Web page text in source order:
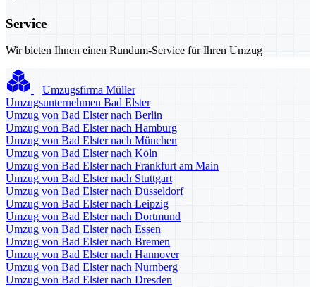
Service
Wir bieten Ihnen einen Rundum-Service für Ihren Umzug
Umzugsfirma Müller
Umzugsunternehmen Bad Elster
Umzug von Bad Elster nach Berlin
Umzug von Bad Elster nach Hamburg
Umzug von Bad Elster nach München
Umzug von Bad Elster nach Köln
Umzug von Bad Elster nach Frankfurt am Main
Umzug von Bad Elster nach Stuttgart
Umzug von Bad Elster nach Düsseldorf
Umzug von Bad Elster nach Leipzig
Umzug von Bad Elster nach Dortmund
Umzug von Bad Elster nach Essen
Umzug von Bad Elster nach Bremen
Umzug von Bad Elster nach Hannover
Umzug von Bad Elster nach Nürnberg
Umzug von Bad Elster nach Dresden